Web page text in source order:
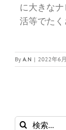
に大きな
活等でた
By A.N | 2022年6
検